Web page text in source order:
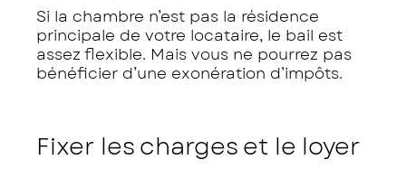
Si la chambre n’est pas la résidence
principale de votre locataire, le bail est
assez flexible. Mais vous ne pourrez pas
bénéficier d’une exonération d’impôts.
Fixer les charges et le loyer